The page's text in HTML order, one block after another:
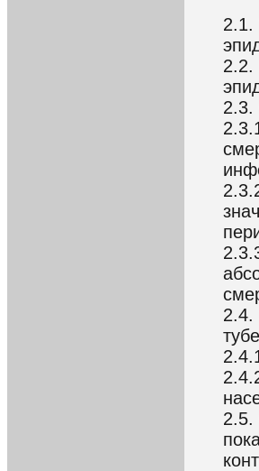
2.1.
2.2.
2.3.
2.4.
2.5.